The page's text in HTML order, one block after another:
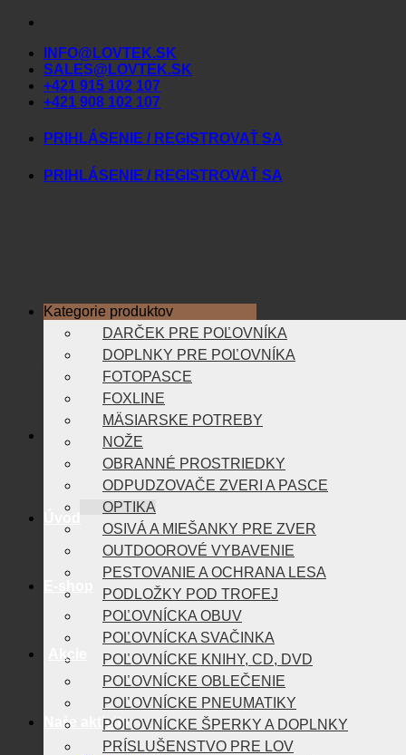
Skip
contentINFO@LOVTEK.SK
SALES@LOVTEK.SK
+421 915 102 107
+421 908 102 107
PRIHLÁSENIE / REGISTROVAŤ SA
PRIHLÁSENIE / REGISTROVAŤ SA
Akcie
Naše aktivity
Kategorie produktov
DARČEK PRE POĽOVNÍKA
DOPLNKY PRE POĽOVNÍKA
FOTOPASCE
FOXLINE
MÄSIARSKE POTREBY
NOŽE
OBRANNÉ PROSTRIEDKY
ODPUDZOVAČE ZVERI A PASCE
OPTIKA
OSIVÁ A MIEŠANKY PRE ZVER
OUTDOOROVÉ VYBAVENIE
PESTOVANIE A OCHRANA LESA
PODLOŽKY POD TROFEJ
POĽOVNÍCKA OBUV
POĽOVNÍCKA SVAČINKA
POĽOVNÍCKE KNIHY, CD, DVD
POĽOVNÍCKE OBLEČENIE
POĽOVNÍCKE PNEUMATIKY
POĽOVNÍCKE ŠPERKY A DOPLNKY
PRÍSLUŠENSTVO PRE LOV